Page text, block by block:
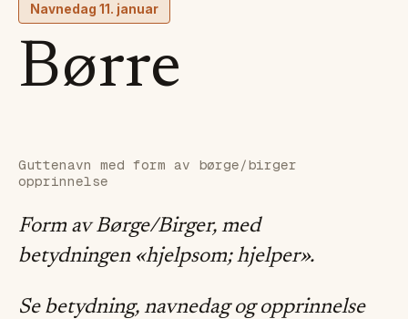
Navnedag 11. januar
Børre
Guttenavn med form av børge/birger
opprinnelse
Form av Børge/Birger, med
betydningen «hjelpsom; hjelper».
Se betydning, navnedag og opprinnelse